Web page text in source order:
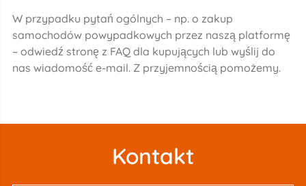
W przypadku pytań ogólnych – np. o zakup
samochodów powypadkowych przez naszą platformę
– odwiedź stronę z FAQ dla kupujących lub wyślij do
nas wiadomość e-mail. Z przyjemnością pomożemy.
Kontakt